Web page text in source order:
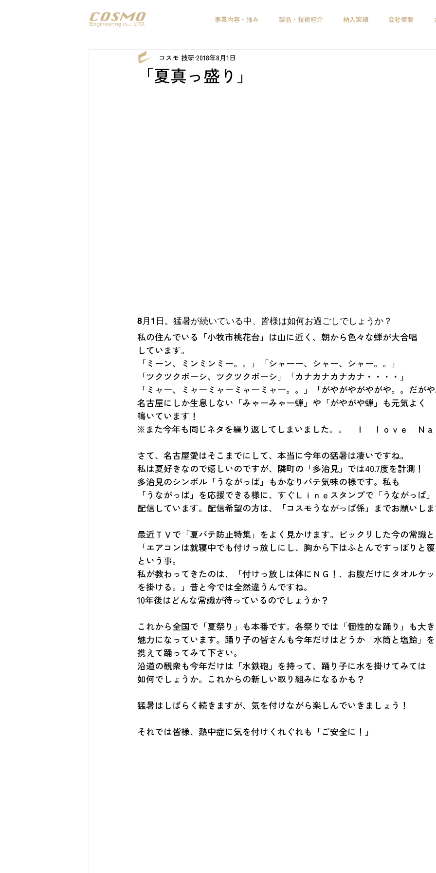
事業内容・強み 製品・技術紹介 納入実績 会社概要
「夏真っ盛り」
コスモ 技研 2018年8月1日
8月1日。猛暑が続いている中、皆様は如何お過ごしでしょうか？
私の住んでいる「小牧市桃花台」は山に近く、朝から色々な蝉が大合唱
しています。
「ミーン、ミンミンミー。。」「シャーー、シャー、シャー。。」
「ツクツクボーシ、ツクツクボーシ」「カナカナカナカナ・・・・」
「ミャー、ミャーミャーミャーミャー。。」「がやがやがやがや。。だがや
名古屋にしか生息しない「みゃーみゃー蝉」や「がやがや蝉」も元気よく
鳴いています！
※また今年も同じネタを繰り返してしまいました。。　Ｉ　ｌｏｖｅ　Ｎａ
さて、名古屋愛はそこまでにして、本当に今年の猛暑は凄いですね。
私は夏好きなので嬉しいのですが、隣町の「多治見」では40.7度を計測！
多治見のシンボル「うながっぱ」もかなりバテ気味の様です。私も
「うながっぱ」を応援できる様に、すぐＬｉｎｅスタンプで「うながっぱ」
配信しています。配信希望の方は、「コスモうながっぱ係」までお願いしま
最近ＴＶで「夏バテ防止特集」をよく見かけます。ビックリした今の常識と
「エアコンは就寝中でも付けっ放しにし、胸から下はふとんですっぽりと覆
という事。
私が教わってきたのは、「付けっ放しは体にＮＧ！、お腹だけにタオルケッ
を掛ける。」昔と今では全然違うんですね。
10年後はどんな常識が待っているのでしょうか？
これから全国で「夏祭り」も本番です。各祭りでは「個性的な踊り」も大
魅力になっています。踊り子の皆さんも今年だけはどうか「水筒と塩飴」を
携えて踊ってみて下さい。
沿道の観衆も今年だけは「水鉄砲」を持って、踊り子に水を掛けてみては
如何でしょうか。これからの新しい取り組みになるかも？
猛暑はしばらく続きますが、気を付けながら楽しんでいきましょう！
それでは皆様、熱中症に気を付けくれぐれも「ご安全に！」